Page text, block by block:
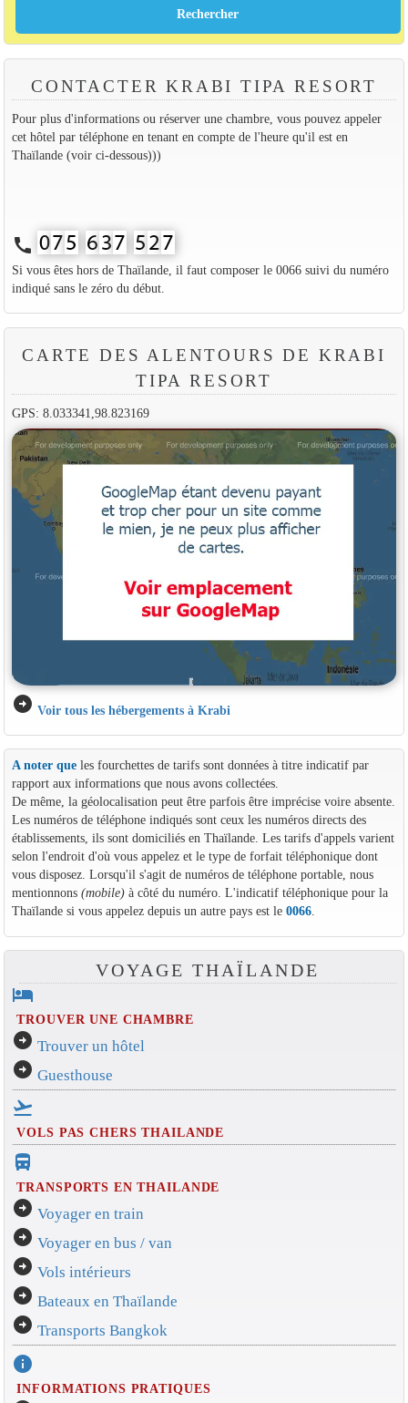
CONTACTER KRABI TIPA RESORT
Pour plus d'informations ou réserver une chambre, vous pouvez appeler
cet hôtel par téléphone en tenant en compte de l'heure qu'il est en
Thaïlande (voir ci-dessous)))
call
Si vous êtes hors de Thaïlande, il faut composer le 0066 suivi du numéro
indiqué sans le zéro du début.
CARTE DES ALENTOURS DE KRABI
TIPA RESORT
GPS: 8.033341,98.823169
arrow_circle_right Voir tous les hébergements à Krabi
A noter queles fourchettes de tarifs sont données à titre indicatif par
rapport aux informations que nous avons collectées.
De même, la géolocalisation peut être parfois être imprécise voire absente.
Les numéros de téléphone indiqués sont ceux les numéros directs des
établissements, ils sont domiciliés en Thaïlande. Les tarifs d'appels varient
selon l'endroit d'où vous appelez et le type de forfait téléphonique dont
vous disposez. Lorsqu'il s'agit de numéros de téléphone portable, nous
mentionnons (mobile)à côté du numéro. L'indicatif téléphonique pour la
Thaïlande si vous appelez depuis un autre pays est le 0066.
VOYAGE THAÏLANDE
hotel
TROUVER UNE CHAMBRE
arrow_circle_right Trouver un hôtel
arrow_circle_right Guesthouse
flight_takeoff
VOLS PAS CHERS THAILANDE
directions_bus_filled
TRANSPORTS EN THAILANDE
arrow_circle_right Voyager en train
arrow_circle_right Voyager en bus / van
arrow_circle_right Vols intérieurs
arrow_circle_right Bateaux en Thaïlande
arrow_circle_right Transports Bangkok
info
INFORMATIONS PRATIQUES